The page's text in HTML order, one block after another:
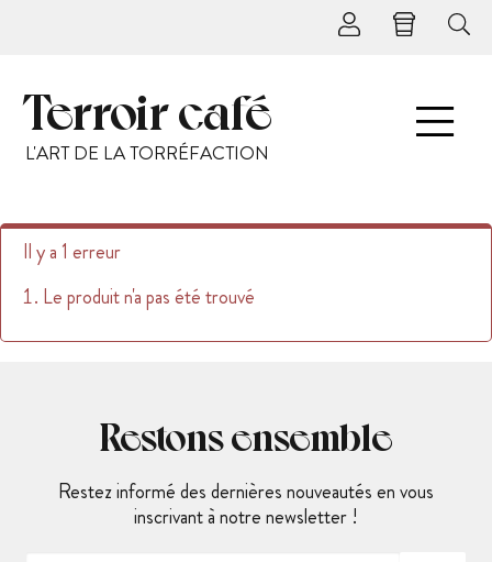
Terroir café
L'ART DE LA TORRÉFACTION
Il y a 1 erreur
Le produit n'a pas été trouvé
Restons ensemble
Restez informé des dernières nouveautés en vous
inscrivant à notre newsletter !